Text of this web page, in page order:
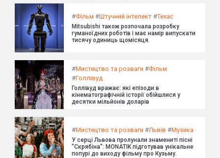
#Фільм #Штучний інтелект #Техас
Mitsubishi також розпочала розробку
гуманоїдних роботів і має намір випускати
тисячу одиниць щомісяця.
#Мистецтво та розваги #Фільм
#Голлівуд
Голлівуд вражає: які епізоди в
кінематографічній історії обійшлися у
десятки мільйонів доларів
#Мистецтво та розваги #Львів #Музика
У серці Львова пролунали знамениті пісні
"Скрябіна": MONATIK підготував унікальне
попурі до виходу фільму про Кузьму.